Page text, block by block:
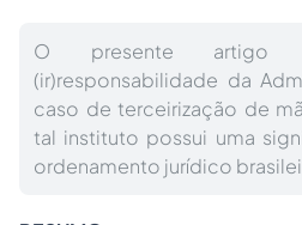
O presente artigo
(ir)responsabilidade da
caso de terceirização de
tal instituto possui uma
ordenamento jurídico